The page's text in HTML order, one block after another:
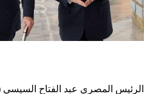
الرئيس المصري عبد الفتاح السيسي